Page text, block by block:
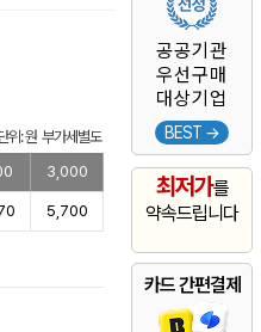
공공기관
우선구매
대상기업
BEST →
최저가를
약속드립니다
카드 간편결제
위: 원 부가세별도
3,000
5,700